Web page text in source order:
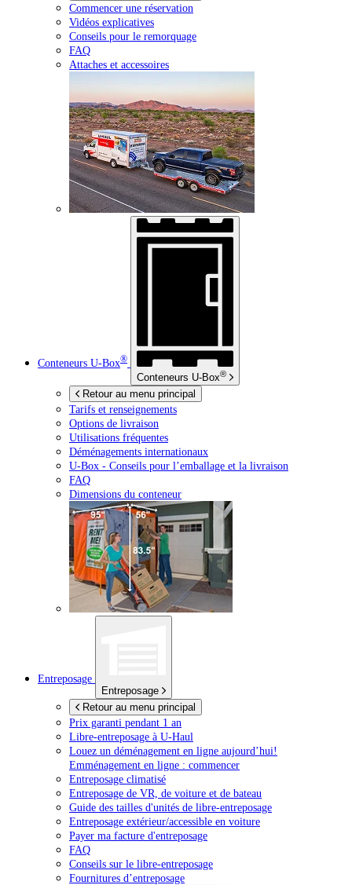
Commencer une réservation
Vidéos explicatives
Conseils pour le remorquage
FAQ
Attaches et accessoires
Conteneurs U-Box®
Conteneurs U-Box®
Retour au menu principal
Tarifs et renseignements
Options de livraison
Utilisations fréquentes
Déménagements internationaux
U-Box - Conseils pour l’emballage et la livraison
FAQ
Dimensions du conteneur
Entreposage
Entreposage
Retour au menu principal
Prix garanti pendant 1 an
Libre-entreposage à U-Haul
Louez un déménagement en ligne aujourd’hui!
Emménagement en ligne : commencer
Entreposage climatisé
Entreposage de VR, de voiture et de bateau
Guide des tailles d'unités de libre-entreposage
Entreposage extérieur/accessible en voiture
Payer ma facture d'entreposage
FAQ
Conseils sur le libre-entreposage
Fournitures d’entreposage